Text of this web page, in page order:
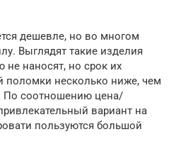
дешевле, но во многом
Выглядят такие изделия
наносят, но срок их
поломки несколько ниже, чем
По соотношению цена/
вариант на
пользуются большой